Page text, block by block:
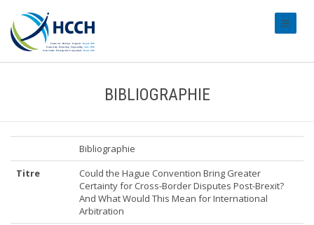
BIBLIOGRAPHIE
Bibliographie
Titre
Could the Hague Convention Bring Greater
Certainty for Cross-Border Disputes Post-Brexit?
And What Would This Mean for International
Arbitration